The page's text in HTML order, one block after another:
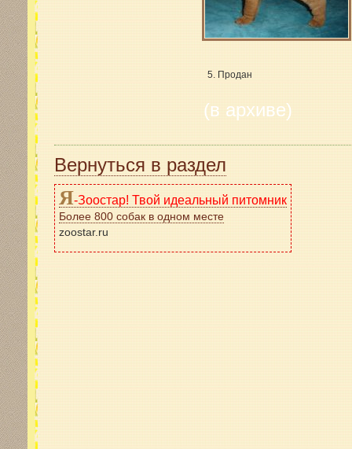
5. Продан
(в архиве)
Вернуться в раздел
Я-Зоостар! Твой идеальный питомник
Более 800 собак в одном месте
zoostar.ru